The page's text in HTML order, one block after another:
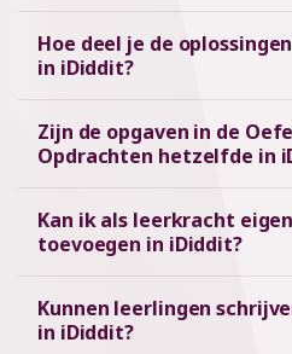
Hoe deel je de
in iDiddit?
Zijn de opgaven in de
Opdrachten hetzelfde in
Kan ik als leerkracht
toevoegen in iDiddit?
Kunnen leerlingen
in iDiddit?